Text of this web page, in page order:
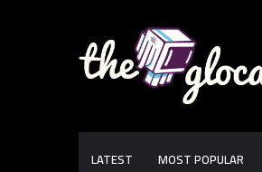
LATEST MOST POPULAR